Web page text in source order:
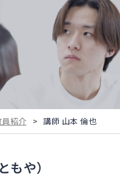
員紹介 > 講師 山本 倫也
や）